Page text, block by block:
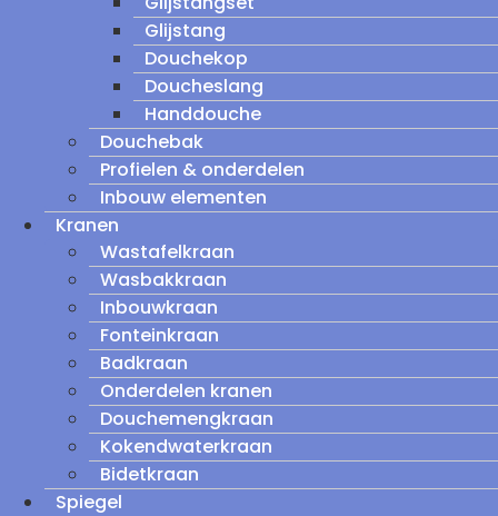
Glijstang
Douchekop
Doucheslang
Handdouche
Douchebak
Profielen & onderdelen
Inbouw elementen
Kranen
Wastafelkraan
Wasbakkraan
Inbouwkraan
Fonteinkraan
Badkraan
Onderdelen kranen
Douchemengkraan
Kokendwaterkraan
Bidetkraan
Spiegel